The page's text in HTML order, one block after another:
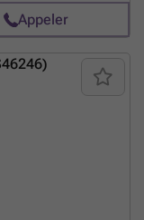
Appeler